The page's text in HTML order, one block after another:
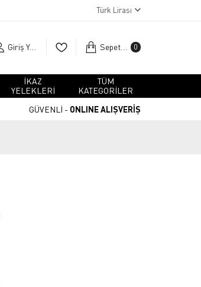
Türk Lirası
Giriş Yap Sepetim 0
İKAZ
YELEKLERİ
TÜM
KATEGORİLER
GÜVENLİ - ONLINE ALIŞVERİŞ